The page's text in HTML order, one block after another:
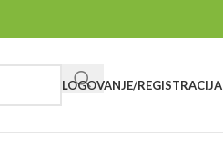
LOGOVANJE/REGISTRACIJA